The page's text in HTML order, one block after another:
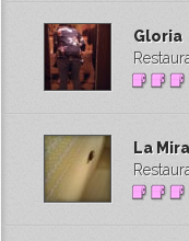
Gloria
La